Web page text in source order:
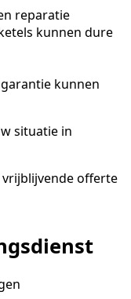
reparatie
kunnen dure
kunnen
situatie in
vrijblijvende offerte